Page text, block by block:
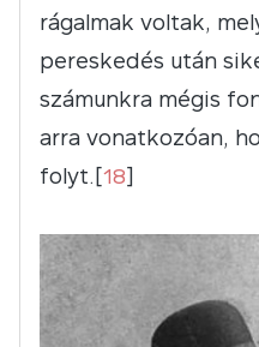
rágalmak voltak,
pereskedés után
számunkra mégis
arra vonatkozóan,
folyt.[18]